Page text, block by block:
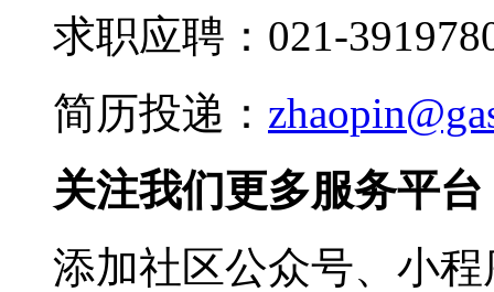
求职应聘：021-
简历投递：
关注我们更多服务平台
添加社区公众号、小